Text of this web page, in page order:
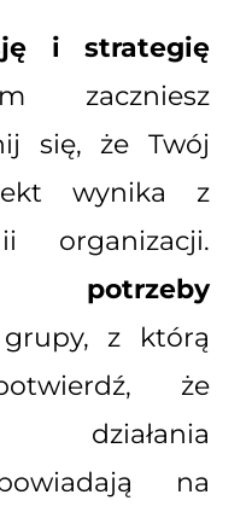
i strategię
zaczniesz
się, że Twój
wynika z
organizacji.
potrzeby
grupy, z którą
że
na